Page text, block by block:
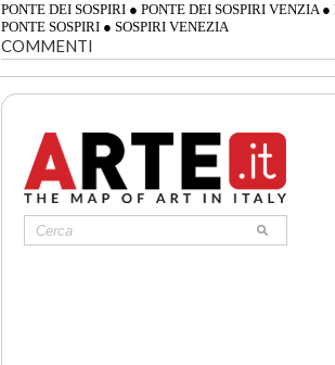
PONTE DEI SOSPIRI ● PONTE DEI SOSPIRI VENZIA●
PONTE SOSPIRI ● SOSPIRI VENEZIA
COMMENTI